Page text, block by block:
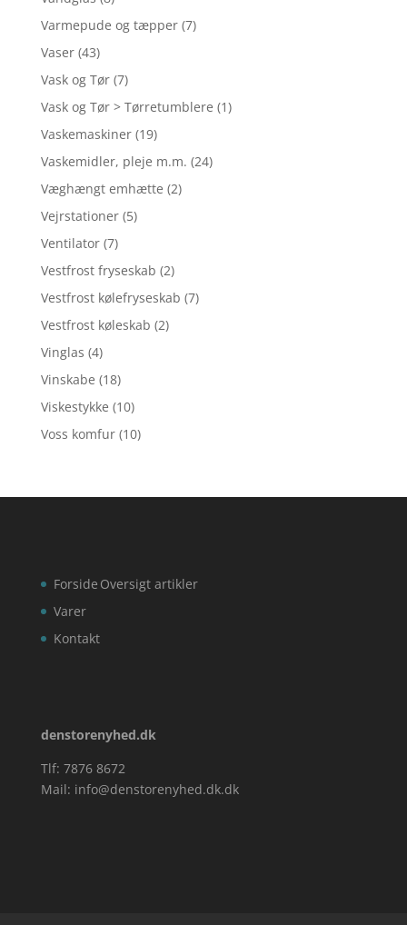
Varmepude og tæpper (7)
Vaser (43)
Vask og Tør (7)
Vask og Tør > Tørretumblere (1)
Vaskemaskiner (19)
Vaskemidler, pleje m.m. (24)
Væghængt emhætte (2)
Vejrstationer (5)
Ventilator (7)
Vestfrost fryseskab (2)
Vestfrost kølefryseskab (7)
Vestfrost køleskab (2)
Vinglas (4)
Vinskabe (18)
Viskestykke (10)
Voss komfur (10)
Forside
Varer
Kontakt
Oversigt artikler
denstorenyhed.dk
Tlf: 7876 8672
Mail: info@denstorenyhed.dk.dk